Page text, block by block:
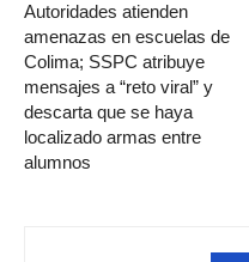
Autoridades atienden
amenazas en escuelas de
Colima; SSPC atribuye
mensajes a “reto viral” y
descarta que se haya
localizado armas entre
alumnos